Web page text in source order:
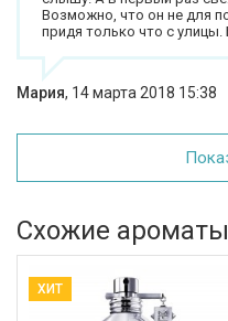
Возможно, что он не для
придя только что с
Мария, 14 марта 2018 15:38
Схожие ароматы
ХИТ